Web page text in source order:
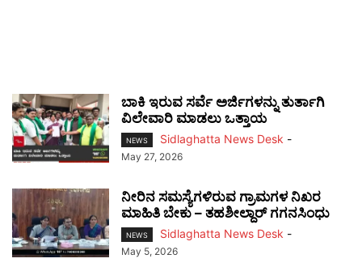
ಬಾಕಿ ಇರುವ ಸರ್ವೆ ಅರ್ಜಿಗಳನ್ನು ತುರ್ತಾಗಿ
ವಿಲೇವಾರಿ ಮಾಡಲು ಒತ್ತಾಯ
NEWS Sidlaghatta News Desk -
May 27, 2026
ನೀರಿನ ಸಮಸ್ಯೆಗಳಿರುವ ಗ್ರಾಮಗಳ ನಿಖರ
ಮಾಹಿತಿ ಬೇಕು – ತಹಶೀಲ್ದಾರ್ ಗಗನಸಿಂಧು
NEWS Sidlaghatta News Desk -
May 5, 2026